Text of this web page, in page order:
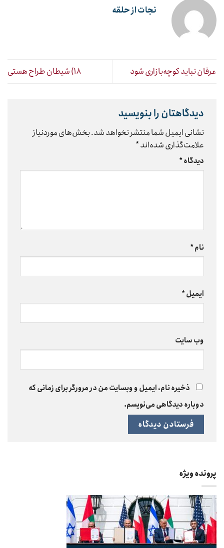
نجات از حلقه
عرفان نباید کوچه‌بازاری شود ۱۸) شیطان طراح هستی
دیدگاهتان را بنویسید
نشانی ایمیل شما منتشر نخواهد شد.بخش‌های موردنیاز
علامت‌گذاری شده‌اند*
دیدگاه*
نام*
ایمیل*
وب‌ سایت
ذخیره نام، ایمیل و وبسایت من در مرورگر برای زمانی که
دوباره دیدگاهی می‌نویسم.
پرونده ویژه